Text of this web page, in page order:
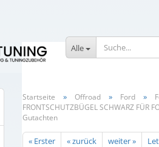
Alle
Startseite » Offroad » Ford »
FRONTSCHUTZBÜGEL SCHWARZ FÜR
Gutachten
« Erster « zurück weiter »